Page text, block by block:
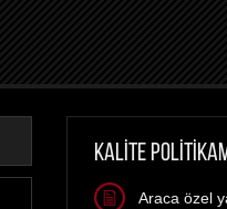
KALİTE
Araca özel